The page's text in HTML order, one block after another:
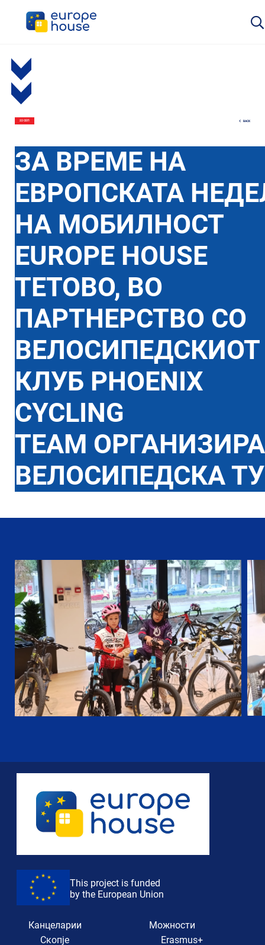
22 СЕП BACK
ЗА ВРЕМЕ НА
ЕВРОПСКАТА
НА МОБИЛНОСТ
EUROPE HOUSE
ТЕТОВО, ВО
ПАРТНЕРСТВО СО
ВЕЛОСИПЕДСКИОТ
КЛУБ PHOENIX
CYCLING
TEAM
ВЕЛОСИПЕДСКА
This project is funded
by the European Union
Канцеларии
Скопје
Можности
Erasmus+